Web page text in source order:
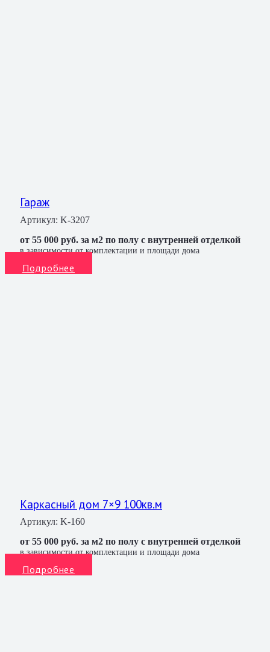
Гараж
Артикул: K-3207
от 55 000 руб. за м2 по полу с внутренней отделкой
в зависимости от комплектации и площади дома
Подробнее
Каркасный дом 7×9 100кв.м
Артикул: K-160
от 55 000 руб. за м2 по полу с внутренней отделкой
в зависимости от комплектации и площади дома
Подробнее